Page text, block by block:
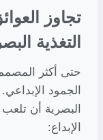
تجاوز
التغذية
حتى أكثر
الجمود
البصرية أن
الإبداع: